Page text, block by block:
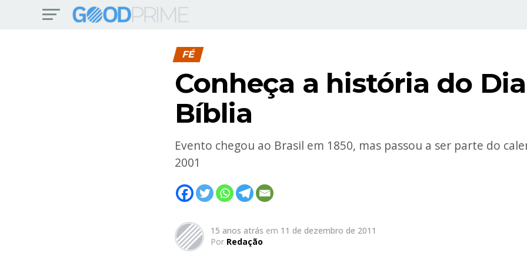
FÉ
Conheça a história do
Bíblia
Evento chegou ao Brasil em 1850, mas passou a ser parte do
2001
15 anos atrás em 11 de dezembro de 2011
Por Redação